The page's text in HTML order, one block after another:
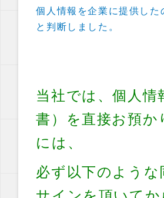
個人情報を企業に提供した
と判断しました。
当社では、個人情
書）を直接お預か
には、
必ず以下のような